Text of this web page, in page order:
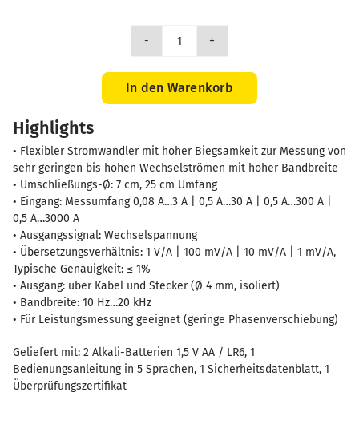
MiniFlex
3-
30-
3000A/3V
250
mm
Menge
In den Warenkorb
Highlights
• Flexibler Stromwandler mit hoher Biegsamkeit zur Messung von
sehr geringen bis hohen Wechselströmen mit hoher Bandbreite
• Umschließungs-Ø: 7 cm, 25 cm Umfang
• Eingang: Messumfang 0,08 A…3 A | 0,5 A…30 A | 0,5 A…300 A |
0,5 A…3000 A
• Ausgangssignal: Wechselspannung
• Übersetzungsverhältnis: 1 V/A | 100 mV/A | 10 mV/A | 1 mV/A,
Typische Genauigkeit: ≤ 1%
• Ausgang: über Kabel und Stecker (Ø 4 mm, isoliert)
• Bandbreite: 10 Hz…20 kHz
• Für Leistungsmessung geeignet (geringe Phasenverschiebung)
Geliefert mit: 2 Alkali-Batterien 1,5 V AA / LR6, 1
Bedienungsanleitung in 5 Sprachen, 1 Sicherheitsdatenblatt, 1
Überprüfungszertifikat